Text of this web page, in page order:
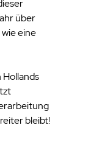
über
eine
bleibt!